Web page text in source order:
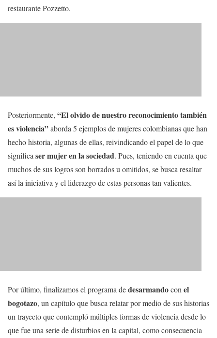
restaurante Pozzetto.
Posteriormente, “El olvido de nuestro reconocimiento también
es violencia”aborda 5 ejemplos de mujeres colombianas que han
hecho historia, algunas de ellas, reivindicando el papel de lo que
significa ser mujer en la sociedad. Pues, teniendo en cuenta que
muchos de sus logros son borrados u omitidos, se busca resaltar
así la iniciativa y el liderazgo de estas personas tan valientes.
Por último, finalizamos el programa dedesarmandocon el
bogotazo, un capítulo que busca relatar por medio de sus historias
un trayecto que contempló múltiples formas de violencia desde lo
que fue una serie de disturbios en la capital, como consecuencia